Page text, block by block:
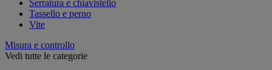
Serratura e chiavistello
Tassello e perno
Vite
Misura e controllo
Vedi tutte le categorie